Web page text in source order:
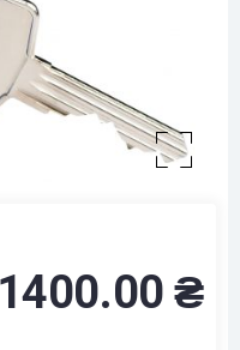
1400.00 ₴